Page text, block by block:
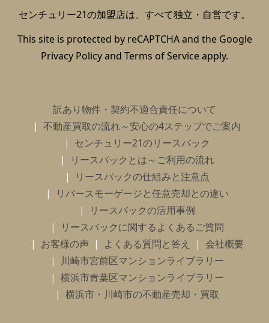
センチュリー21の加盟店は、すべて独立・自営です。
This site is protected by reCAPTCHA and the Google
Privacy Policyand Terms of Serviceapply.
訳あり物件・契約不適合責任について
不動産買取の流れ～安心の4ステップでご案内
センチュリー21のリースバック
リースバックとは～ご利用の流れ
リースバックの仕組みと注意点
リバースモーゲージと任意売却との違い
リースバックの活用事例
リースバックに関するよくあるご質問
お客様の声
よくある質問と答え
会社概要
川崎市宮前区マンションライブラリー
横浜市青葉区マンションライブラリー
横浜市・川崎市の不動産売却・買取